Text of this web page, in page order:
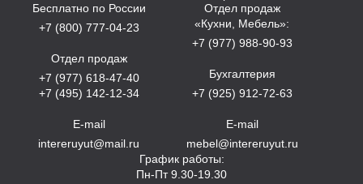
Бесплатно по России
+7 (800) 777-04-23
Отдел продаж
+7 (977) 618-47-40
+7 (495) 142-12-34
E-mail
intereruyut@mail.ru
Отдел продаж
«Кухни, Мебель»:
+7 (977) 988-90-93
Бухгалтерия
+7 (925) 912-72-63
E-mail
mebel@intereruyut.ru
График работы:
Пн-Пт 9.30-19.30